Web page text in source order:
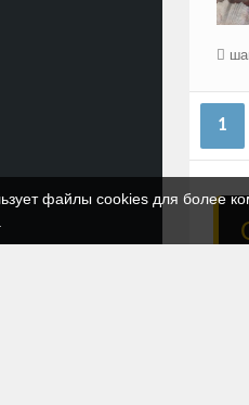
1
файлы cookies для более